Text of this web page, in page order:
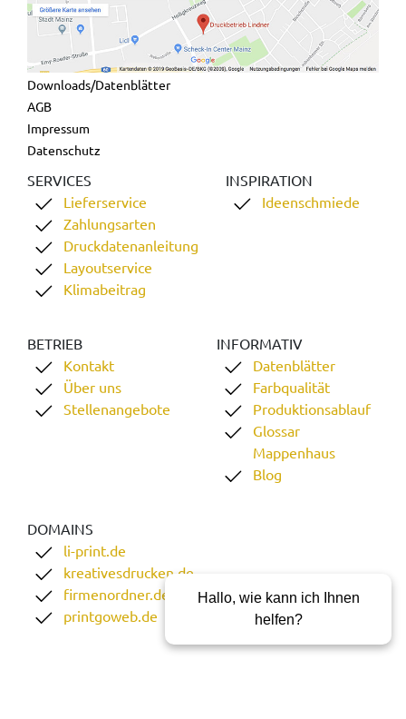
Downloads/Datenblätter
AGB
Impressum
Datenschutz
SERVICES
Lieferservice
Zahlungsarten
Druckdatenanleitung
Layoutservice
Klimabeitrag
INSPIRATION
Ideenschmiede
BETRIEB
Kontakt
Über uns
Stellenangebote
INFORMATIV
Datenblätter
Farbqualität
Produktionsablauf
Glossar
Mappenhaus
Blog
DOMAINS
li-print.de
kreativesdrucken.de
firmenordner.de
printgoweb.de
Hallo, wie kann ich Ihnen
helfen?